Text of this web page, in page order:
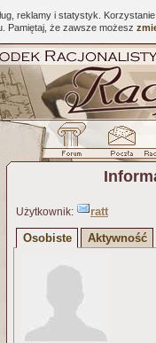
reklamy i statystyk.
Pamiętaj, że zawsze możesz
Użytkownik:
ratt
Osobiste
Aktywność